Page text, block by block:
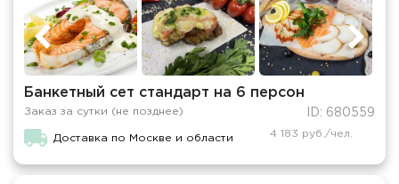
Банкетный сет стандарт на 6 персон
Заказ за сутки (не позднее) ID: 680559
Доставка по Москве и области 4 183 руб./чел.